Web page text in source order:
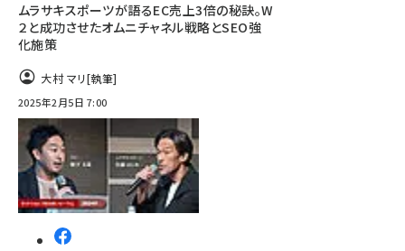
ムラサキスポーツが語るEC売上3倍の秘訣。W
２と成功させたオムニチャネル戦略とSEO強
化施策
大村 マリ[執筆]
2025年2月5日 7:00